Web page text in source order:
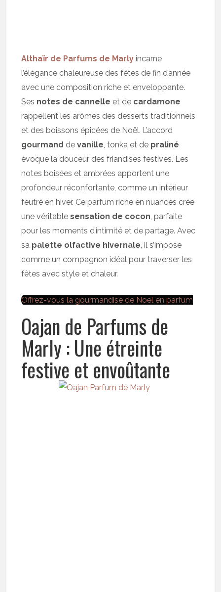
Althaïr de Parfums de Marly incarne
l’élégance chaleureuse des fêtes de fin d’année
avec une composition riche et enveloppante.
Ses notes de cannelle et de cardamone
rappellent les arômes des desserts traditionnels
et des boissons épicées de Noël. L’accord
gourmand devanille , tonka et de praliné
évoque la douceur des friandises festives. Les
notes boisées et ambrées apportent une
profondeur réconfortante, comme un intérieur
feutré en hiver. Ce parfum riche en nuances crée
une véritablesensation de cocon , parfaite
pour les moments d’intimité et de partage. Avec
sa palette olfactive hivernale , il s’impose
comme un compagnon idéal pour traverser les
fêtes avec style et chaleur.
Offrez-vous la gourmandise de Noël en parfum
Oajan de Parfums de
Marly : Une étreinte
festive et envoûtante